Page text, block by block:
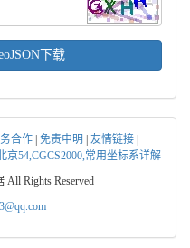
下载
合作| 免责申明 友情链接|
京54,CGCS2000,常用坐标系详解
Rights Reserved